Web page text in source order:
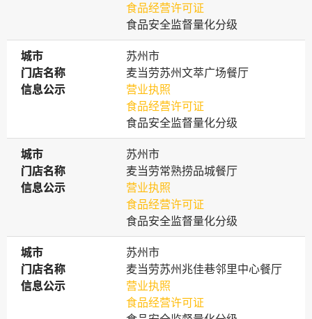
食品经营许可证
食品安全监督量化分级
城市
城市
苏州市
门店名称
门店名称
麦当劳苏州文萃广场餐厅
信息公示
信息公示
营业执照
食品经营许可证
食品安全监督量化分级
城市
城市
苏州市
门店名称
门店名称
麦当劳常熟捞品城餐厅
信息公示
信息公示
营业执照
食品经营许可证
食品安全监督量化分级
城市
城市
苏州市
门店名称
门店名称
麦当劳苏州兆佳巷邻里中心餐厅
信息公示
信息公示
营业执照
食品经营许可证